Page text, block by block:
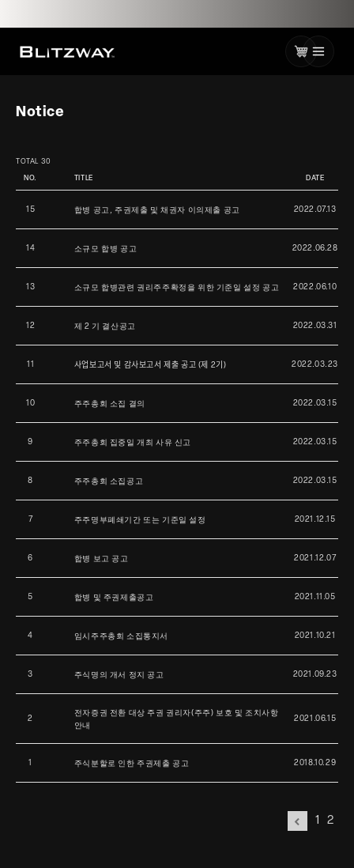
너
뛰
기
트
Notice
TOTAL 30
NO. TITLE DATE
15 합병 공고, 주권제출 및 채권자 이의제출 공고 2022.07.13
14 소규모 합병 공고 2022.06.28
13 소규모 합병관련 권리주주확정을 위한 기준일 설정 공고 2022.06.10
12 제 2 기 결산공고 2022.03.31
11 사업보고서 및 감사보고서 제출 공고 (제 2기) 2022.03.23
10 주주총회 소집 결의 2022.03.15
9 주주총회 집중일 개최 사유 신고 2022.03.15
8 주주총회 소집공고 2022.03.15
7 주주명부폐쇄기간 또는 기준일 설정 2021.12.15
6 합병 보고 공고 2021.12.07
5 합병 및 주권제출공고 2021.11.05
4 임시주주총회 소집통지서 2021.10.21
3 주식명의 개서 정지 공고 2021.09.23
2
전자증권 전환 대상 주권 권리자(주주) 보호 및 조치사항
안내
2021.06.15
1 주식분할로 인한 주권제출 공고 2018.10.29
1 2